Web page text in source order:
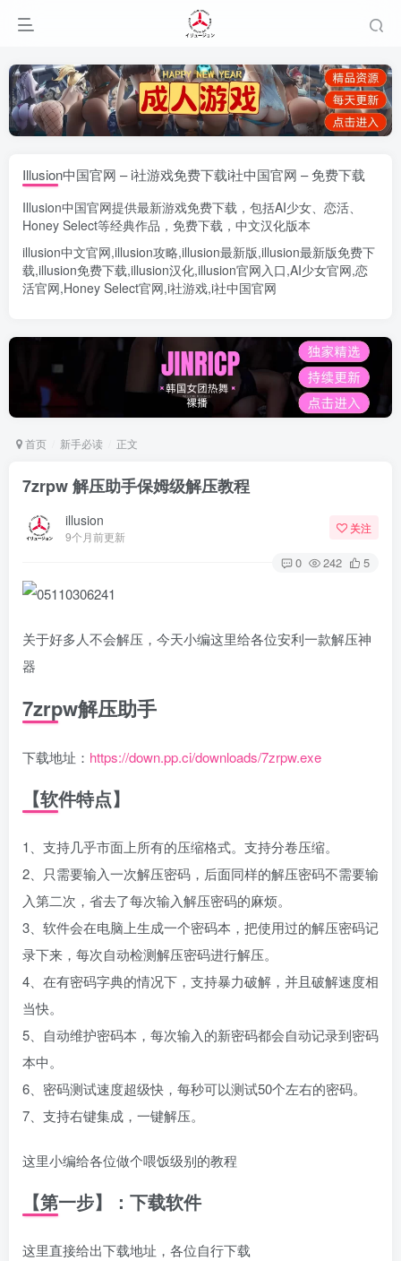
Illusion中国官网 – i社游戏免费下载i社中国官网 – 免费下载
Illusion中国官网提供最新游戏免费下载，包括AI少女、 恋活、
Honey Select等经典作品，免费下载，中文汉化版本
illusion中文官网,illusion攻略,illusion最新版,illusion最新版免费下
载,illusion免费下载,illusion汉化,illusion官网入口,AI少女官网,恋
活官网,Honey Select官网,i社游戏,i社中国官网
首页 新手必读 正文
7zrpw 解压助手保姆级解压教程
illusion
9个月前更新
关注
0 242 5
关于好多人不会解压，今天小编这里给各位安利一款解压神
器
7zrpw解压助手
下载地址： https://down.pp.ci/downloads/7zrpw.exe
【软件特点】
1、支持几乎市面上所有的压缩格式。支持分卷压缩。
2、只需要输入一次解压密码，后面同样的解压密码不需要输
入第二次，省去了每次输入解压密码的麻烦。
3、软件会在电脑上生成一个密码本，把使用过的解压密码记
录下来，每次自动检测解压密码进行解压。
4、在有密码字典的情况下，支持暴力破解，并且破解速度相
当快。
5、自动维护密码本，每次输入的新密码都会自动记录到密码
本中。
6、密码测试速度超级快，每秒可以测试50个左右的密码。
7、支持右键集成，一键解压。
这里小编给各位做个喂饭级别的教程
【第一步】：下载软件
这里直接给出下载地址，各位自行下载